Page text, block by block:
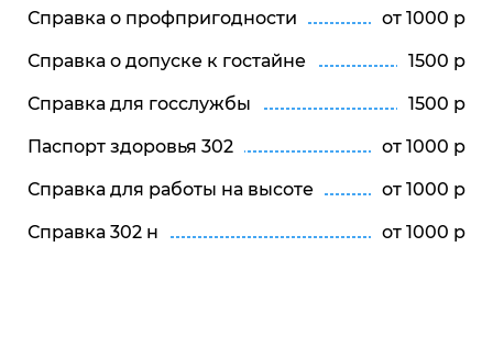
Справка о профпригодности от 1000 р
Справка о допуске к гостайне 1500 р
Справка для госслужбы 1500 р
Паспорт здоровья 302 от 1000 р
Справка для работы на высоте от 1000 р
Справка 302 н от 1000 р